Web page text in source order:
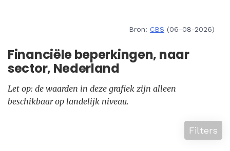
Bron: CBS (06-08-2026)
Financiële beperkingen, naar
sector, Nederland
Let op: de waarden in deze grafiek zijn alleen
beschikbaar op landelijk niveau.
Filters